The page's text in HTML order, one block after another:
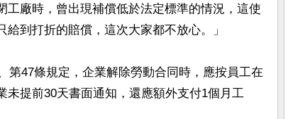
廠時，曾出現補償低於法定標準的情況，這使
到打折的賠償，這次大家都不放心。」
第47條規定，企業解除勞動合同時，應按員工在
提前30天書面通知，還應額外支付1個月工